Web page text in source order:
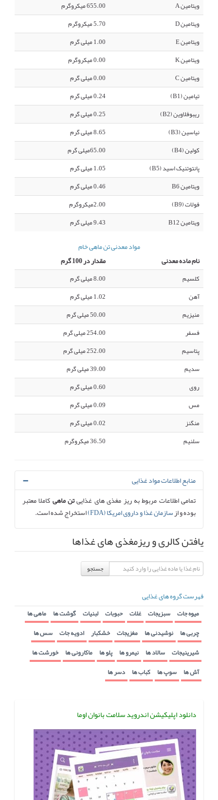
ویتامین A
655.00 میکروگرم
ویتامین D
5.70 میکروگرم
ویتامین E
1.00 میلی گرم
ویتامین K
0.00 میکروگرم
ویتامین C
0.00 میلی گرم
تیامین (B1)
0.24 میلی گرم
ریبوفلاوین (B2)
0.25 میلی گرم
نیاسین (B3)
8.65 میلی گرم
کولین (B4)
65.00میلی گرم
پانتوتنیک اسید (B5)
1.05 میلی گرم
ویتامین B6
0.46 میلی گرم
فولات (B9)
2.00میکروگرم
ویتامین B12
9.43 میلی گرم
مواد معدنی تن ماهی خام
نام ماده معدنی
مقدار در 100 گرم
کلسیم
8.00 میلی گرم
آهن
1.02 میلی گرم
منیزیم
50.00 میلی گرم
فسفر
254.00 میلی گرم
پتاسیم
252.00 میلی گرم
سدیم
39.00 میلی گرم
روی
0.60 میلی گرم
مس
0.09 میلی گرم
منگنز
0.02 میلی گرم
سلنیم
36.50 میکروگرم
منابع اطلاعات مواد غذایی
تمامی اطلاعات مربوط به ریز مغذی های غذاییتن ماهیکاملا معتبر
بوده و ازسازمان غذا و داروی امریکا (FDA) استخراج شده است.
یافتن کالری و ریزمغذی های غذاها
جستجو
فهرست گروه های غذایی
میوه جات سبزیجات غلات حبوبات لبنیات گوشت ها ماهی ها
چربی ها نوشیدنی ها مغزیجات خشکبار ادویه جات سس ها
شیرینیجات سالاد ها نیمرو ها پلو ها ماکارونی ها خورشت ها
آش ها سوپ ها کباب ها دسر ها
دانلود اپلیکیشن اندروید سلامت بانوان اوما